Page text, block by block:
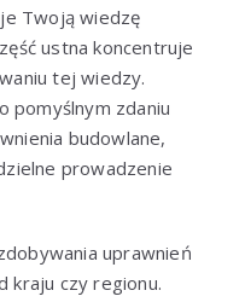
Twoją wiedzę
ustna koncentruje
tej wiedzy.
pomyślnym zdaniu
budowlane,
prowadzenie
uprawnień
kraju czy regionu.